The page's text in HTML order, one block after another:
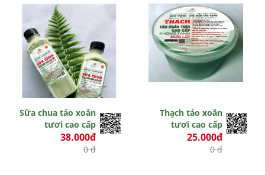
Sữa chua tảo xoắn
tươi cao cấp
38.000đ
0 đ
Thạch tảo xoắn
tươi cao cấp
25.000đ
0 đ